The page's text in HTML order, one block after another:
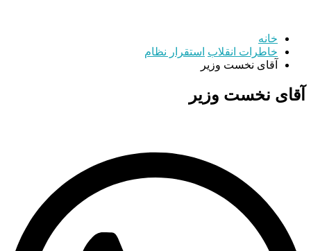
خانه
خاطرات انقلاب استقرار نظام
آقای نخست وزیر
آقای نخست وزیر